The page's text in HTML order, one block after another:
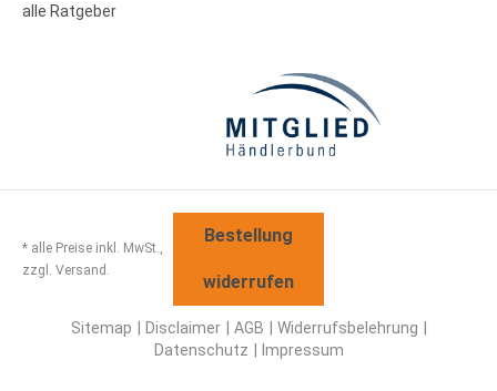
alle Ratgeber
* alle Preise inkl. MwSt.,
zzgl. Versand.
Bestellung
widerrufen
Sitemap Disclaimer AGB
Widerrufsbelehrung
Datenschutz
Impressum